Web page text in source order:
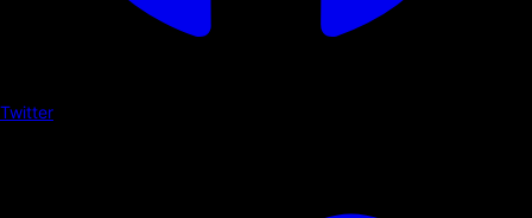
Twitter